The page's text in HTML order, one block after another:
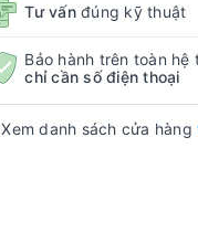
Tư vấnđúng kỹ thuật
Bảo hành trên toàn hệ
chỉ cần số điện thoại
Xem danh sách cửa hàng